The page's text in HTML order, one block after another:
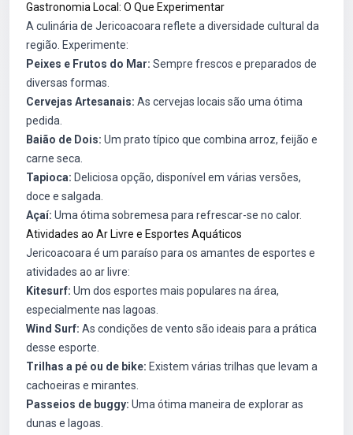
Gastronomia Local: O Que Experimentar
A culinária de Jericoacoara reflete a diversidade cultural da
região. Experimente:
Peixes e Frutos do Mar: Sempre frescos e preparados de
diversas formas.
Cervejas Artesanais: As cervejas locais são uma ótima
pedida.
Baião de Dois: Um prato típico que combina arroz, feijão e
carne seca.
Tapioca: Deliciosa opção, disponível em várias versões,
doce e salgada.
Açaí: Uma ótima sobremesa para refrescar-se no calor.
Atividades ao Ar Livre e Esportes Aquáticos
Jericoacoara é um paraíso para os amantes de esportes e
atividades ao ar livre:
Kitesurf: Um dos esportes mais populares na área,
especialmente nas lagoas.
Wind Surf: As condições de vento são ideais para a prática
desse esporte.
Trilhas a pé ou de bike: Existem várias trilhas que levam a
cachoeiras e mirantes.
Passeios de buggy: Uma ótima maneira de explorar as
dunas e lagoas.